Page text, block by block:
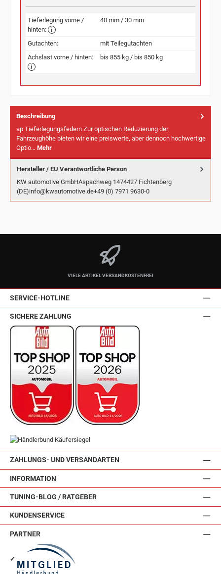
Tieferlegung vorne /
hinten:
40 mm / 30 mm
Gutachten:
mit Teilegutachten
Achslast vorne / hinten:
bis 855 kg / bis 850 kg
Beschreibung
ap Tieferlegungsfedern Zur optischen Reduzierung der
Fahrzeughöhe bieten wir eine preiswerte, aber dennoch hochwertige
Optio… Mehr
Hersteller / EU Verantwortliche Person
KW automotive GmbHAspachweg 1474427 Fichtenberg
(DE)info@kwautomotive.de+49 (0) 7971 9630-0
VIELE ARTIKEL VERSANDKOSTENFREI
SERVICE-HOTLINE
ZAHLUNGS- UND VERSANDARTEN
INFORMATION
TUNING-BLOG / RATGEBER
KUNDENSERVICE
SICHERE ZAHLUNG
PARTNER
✔